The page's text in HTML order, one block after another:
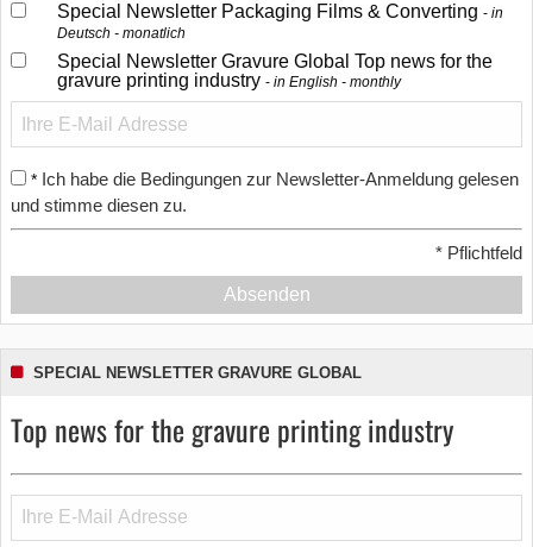
Special Newsletter Packaging Films & Converting
in
Deutsch - monatlich
Special Newsletter Gravure Global Top news for the
gravure printing industry
in English - monthly
* Ich habe die Bedingungen zur Newsletter-Anmeldung gelesen
und stimme diesen zu.
* Pflichtfeld
Absenden
SPECIAL NEWSLETTER GRAVURE GLOBAL
Top news for the gravure printing industry